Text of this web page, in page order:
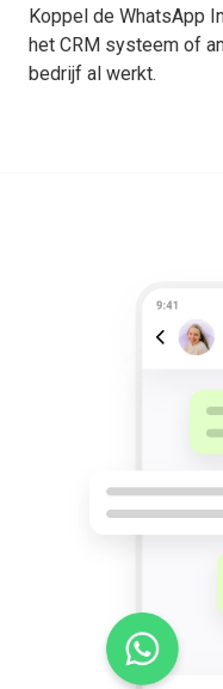
Koppel de WhatsApp
het CRM systeem of
bedrijf al werkt.